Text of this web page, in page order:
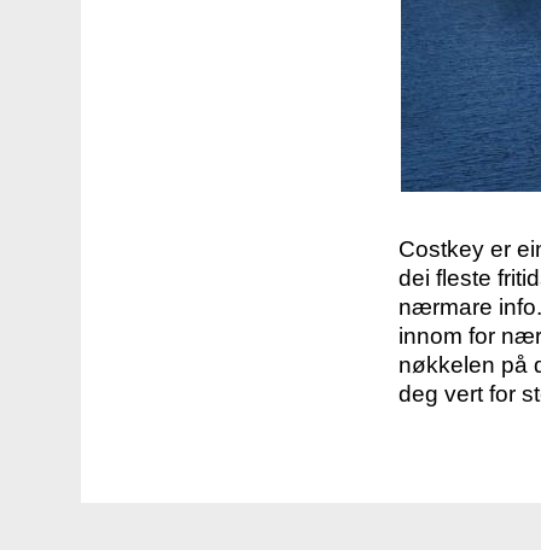
Costkey er
dei fleste
nærmare
innom for
nøkkelen på
deg vert for